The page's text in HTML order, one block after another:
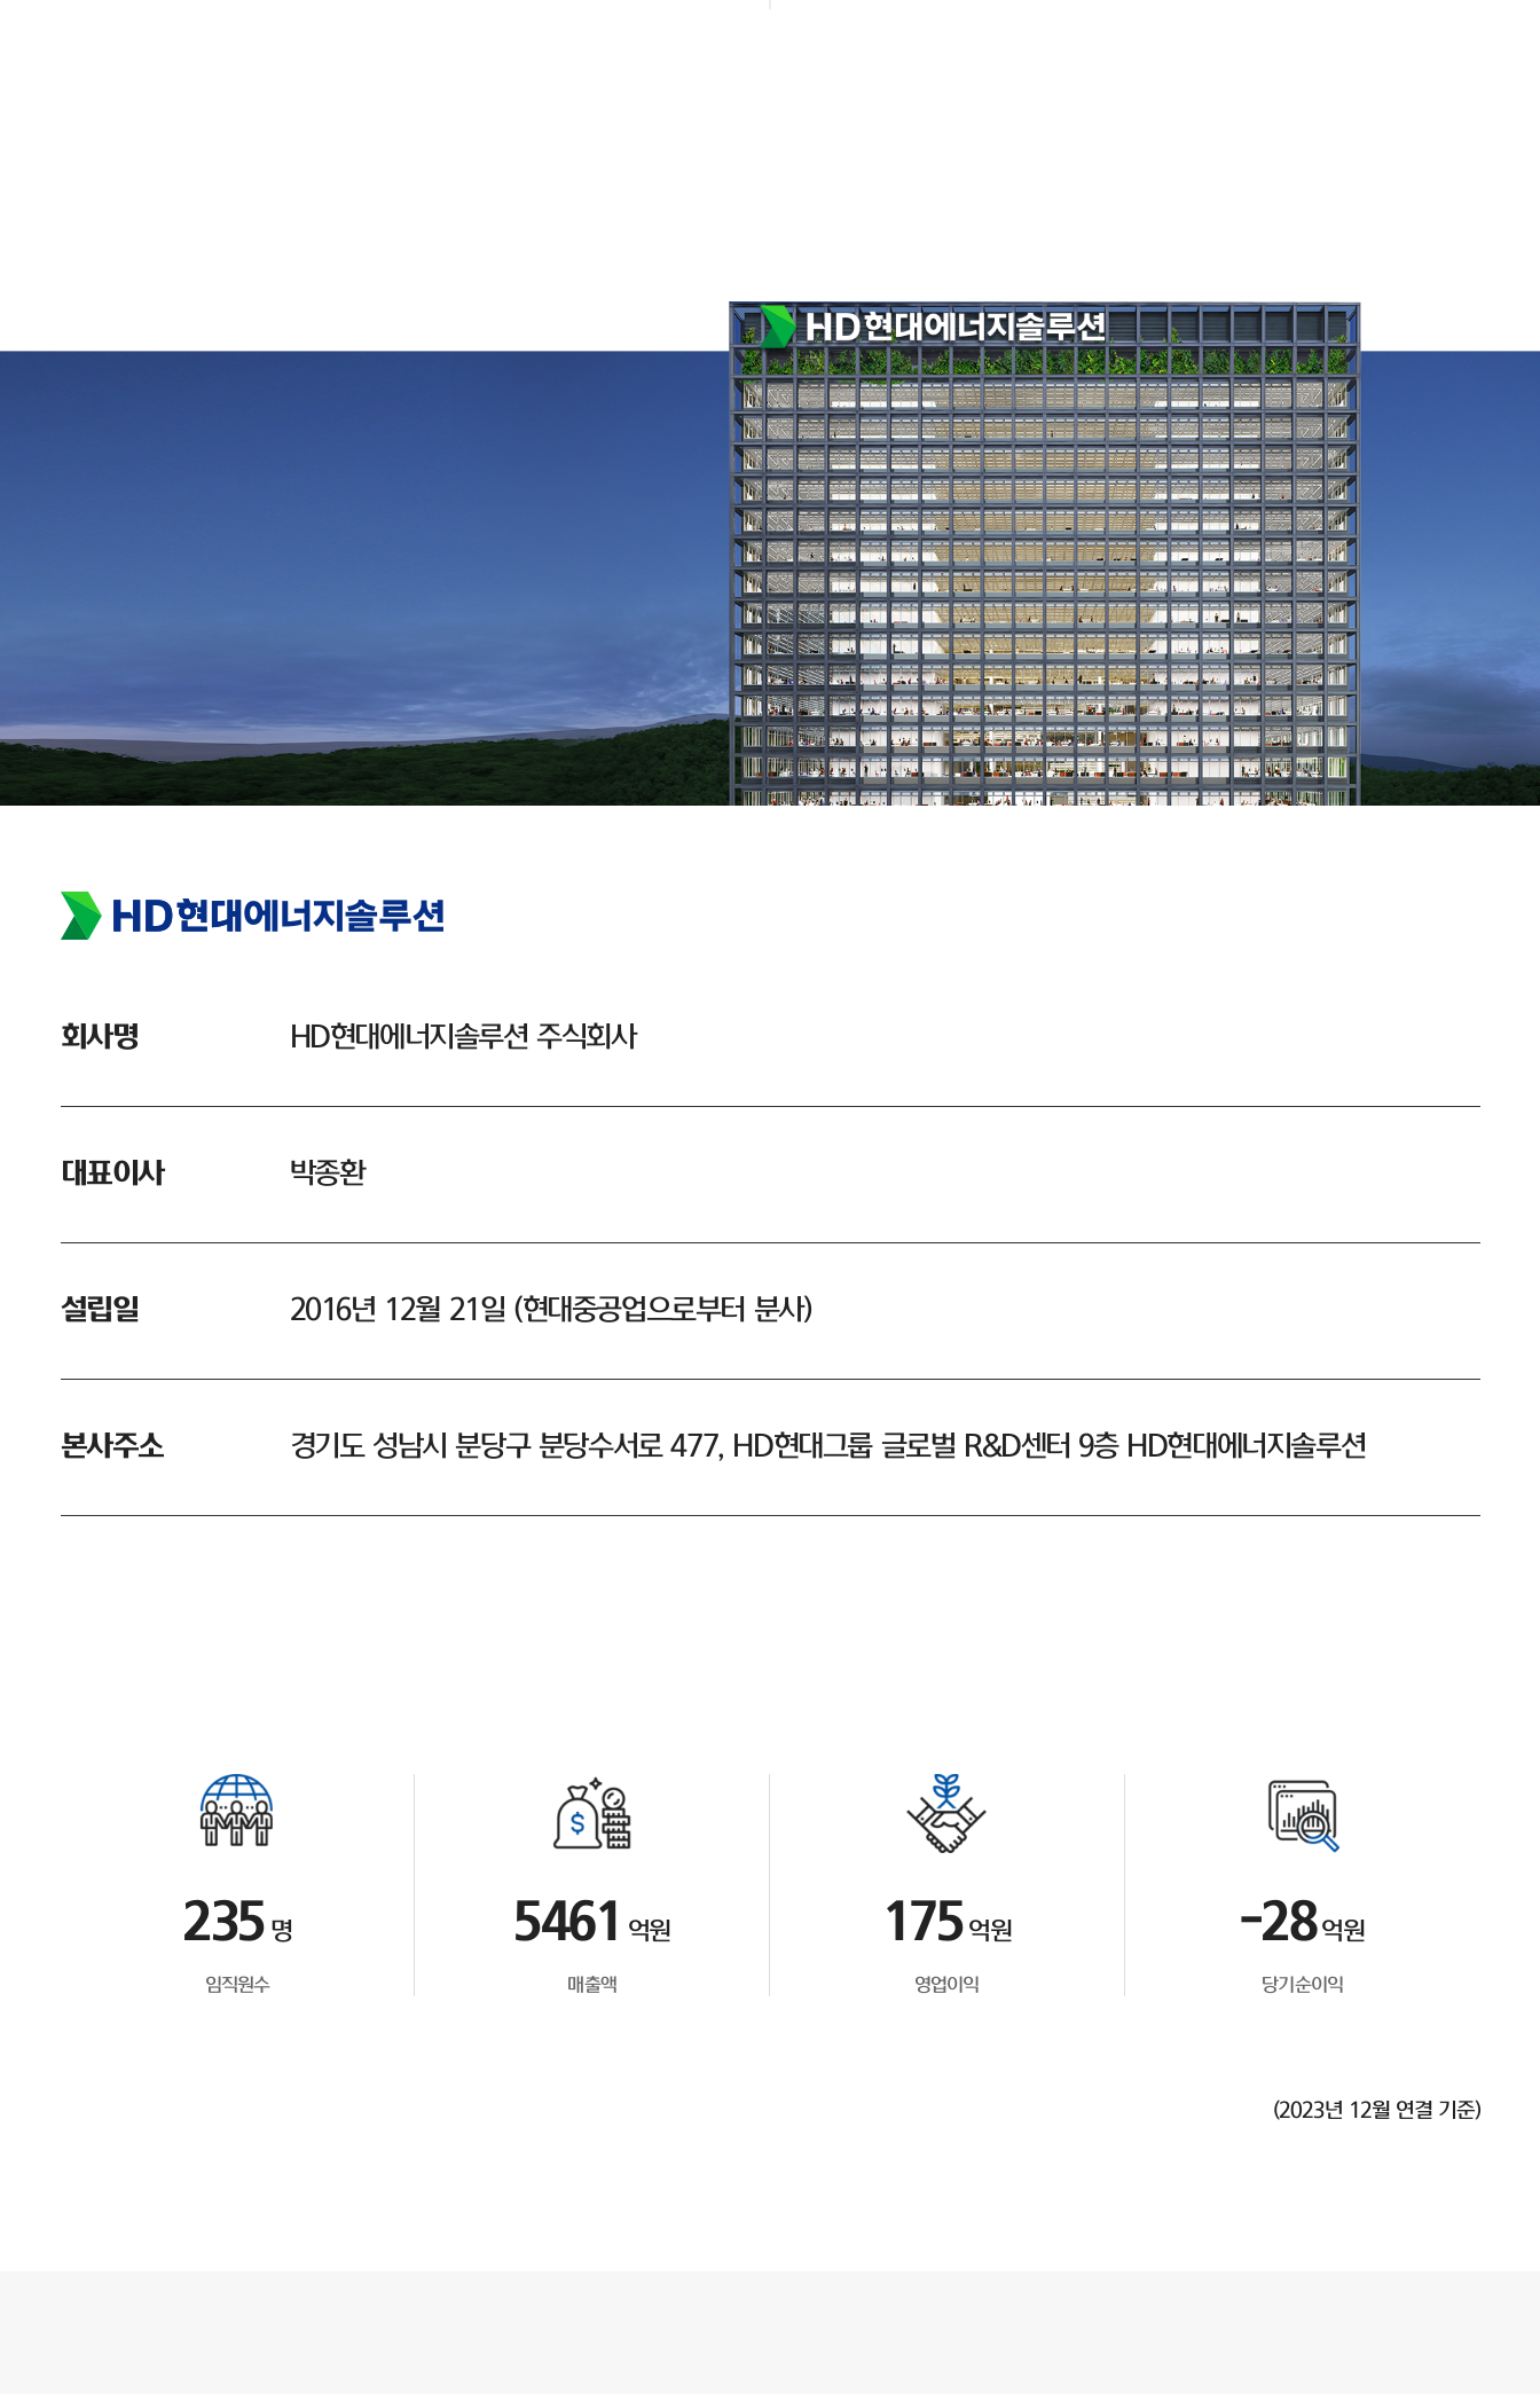
회사명 HD현대에너지솔루션 주식회사
대표이사 박종환
설립일 2016년 12월 21일 (현대중공업으로부터 분사)
본사주소 경기도 성남시 분당구 분당수서로 477, HD현대그룹 글로벌 R&D센터 9층 HD현대에너지솔루션
235 명
임직원수
5461 억원
매출액
175 억원
영업이익
-28 억원
당기순이익
(2023년 12월 연결 기준)